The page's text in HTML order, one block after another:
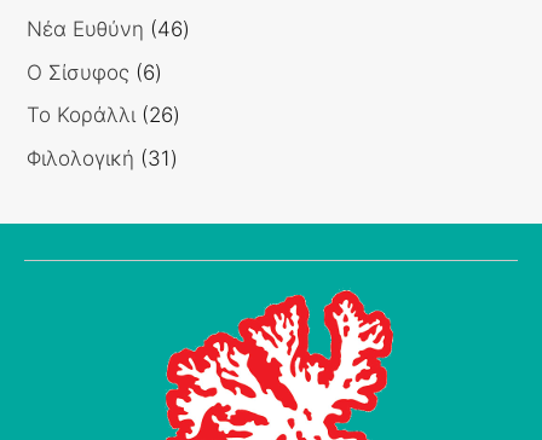
προϊόν
Νέα Ευθύνη 4646
Ο Σίσυφος 66
προϊόντα
Το Κοράλλι 2626
προϊόντα
Φιλολογική 3131